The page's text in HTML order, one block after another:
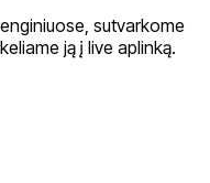
sutvarkome
ją į live aplinką.